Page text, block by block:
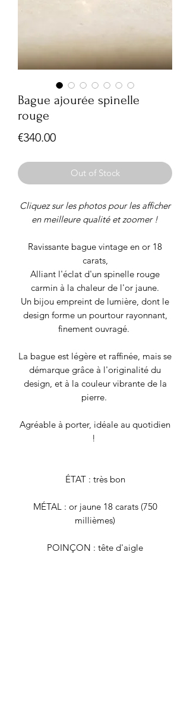
Bague ajourée spinelle
rouge
€340.00Price
Out of Stock
Cliquez sur les photos pour les afficher
en meilleure qualité et zoomer !
Ravissante bague vintage en or 18
carats,
Alliant l'éclat d'un spinelle rouge
carmin à la chaleur de l'or jaune.
Un bijou empreint de lumière, dont le
design forme un pourtour rayonnant,
finement ouvragé.
La bague est légère et raffinée, mais se
démarque grâce à l'originalité du
design, et à la couleur vibrante de la
pierre.
Agréable à porter, idéale au quotidien
!
ÉTAT : très bon
MÉTAL : or jaune 18 carats (750
millièmes)
POINÇON : tête d'aigle